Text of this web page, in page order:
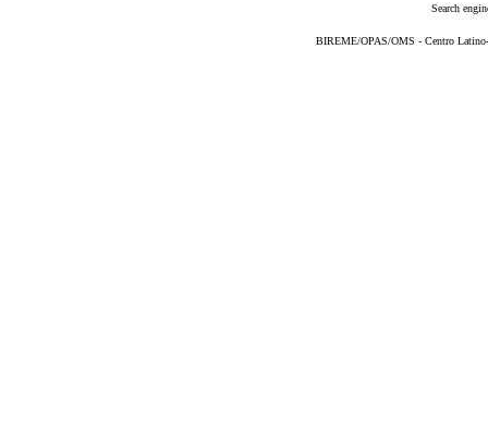
Search
BIREME/OPAS/OMS - Centro Latino-